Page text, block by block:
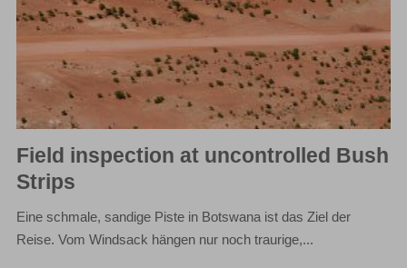
Field inspection at uncontrolled Bush
Strips
Eine schmale, sandige Piste in Botswana ist das Ziel der
Reise. Vom Windsack hängen nur noch traurige,...